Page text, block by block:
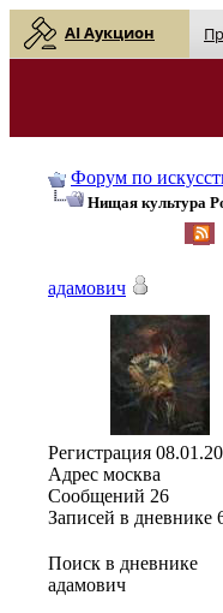
AI Аукцион
Форум по
Нищая культура
адамович
Регистрация
Адрес москва
Сообщений 26
Записей в дневнике
Поиск в дневнике
адамович